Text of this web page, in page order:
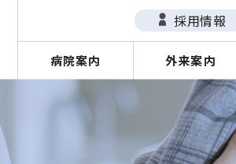
病院案内 外来案内
採用情報